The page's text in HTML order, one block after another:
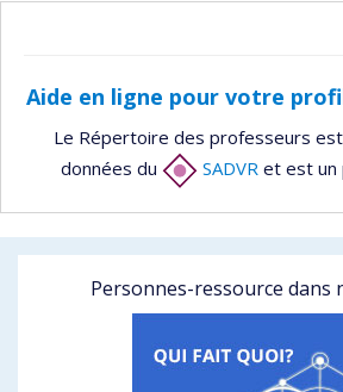
Aide en ligne pour votre
Le Répertoire des professeurs
données du
SADVR et est un
Personnes-ressource dans